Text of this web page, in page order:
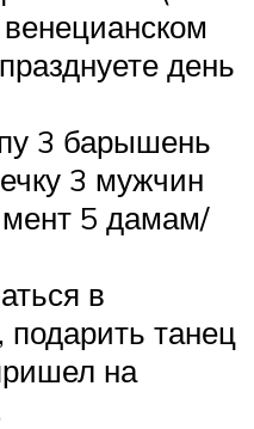
день
3 барышень
3 мужчин
5 дамам/
в
подарить танец
на